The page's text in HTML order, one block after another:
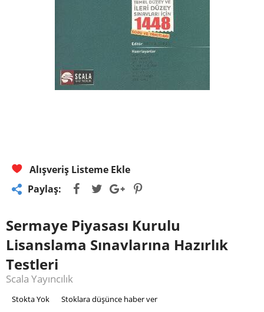
Alışveriş Listeme Ekle
Paylaş:
Sermaye Piyasası Kurulu
Lisanslama Sınavlarına Hazırlık
Testleri
Scala Yayıncılık
Stokta Yok Stoklara düşünce haber ver